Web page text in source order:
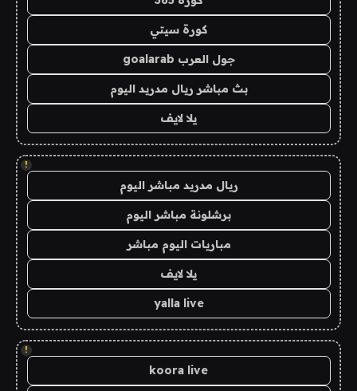
كورة سيتي
جول العرب goalarab
بث مباشر ريال مدريد اليوم
يلا لايف
!
ريال مدريد مباشر اليوم
برشلونة مباشر اليوم
مباريات اليوم مباشر
يلا لايف
yalla live
!
koora live